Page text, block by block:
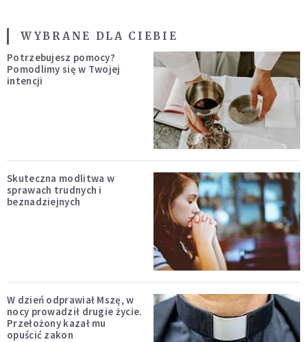
WYBRANE DLA CIEBIE
Potrzebujesz pomocy?
Pomodlimy się w Twojej
intencji
Skuteczna modlitwa w
sprawach trudnych i
beznadziejnych
W dzień odprawiał Mszę, w
nocy prowadził drugie życie.
Przełożony kazał mu
opuścić zakon